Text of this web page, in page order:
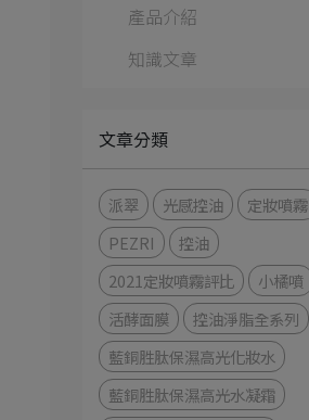
產品介紹
知識文章
文章分類
派翠 光感控油
定妝噴霧
PEZRI
控油
2021定妝噴霧評比
小橘噴
活酵面膜
控油淨脂全系列
藍銅胜肽保濕高光化妝水
藍銅胜肽保濕高光水凝霜